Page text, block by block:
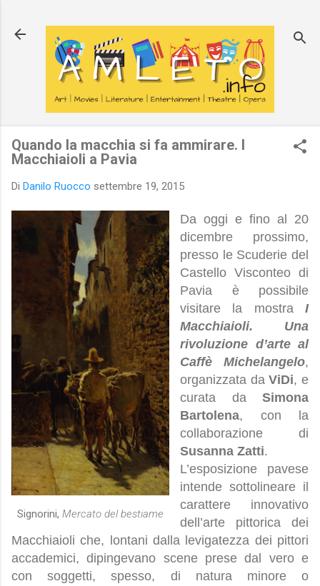
Quando la macchia si fa ammirare. I
Macchiaioli a Pavia
Di Danilo Ruocco settembre 19, 2015
Signorini, Mercato del bestiame
Da oggi e fino al 20
dicembre prossimo,
presso le Scuderie del
Castello Visconteo di
Pavia è possibile
visitare la mostra I
Macchiaioli. Una
rivoluzione d’arte al
Caffè Michelangelo,
organizzata daViDi, e
curata da Simona
Bartolena, con la
collaborazione di
Susanna Zatti.
L’esposizione pavese
intende sottolineare il
carattere innovativo
dell’arte pittorica dei
Macchiaioli che, lontani dalla levigatezza dei pittori
accademici, dipingevano scene prese dal vero e
con soggetti, spesso, di natura minore o